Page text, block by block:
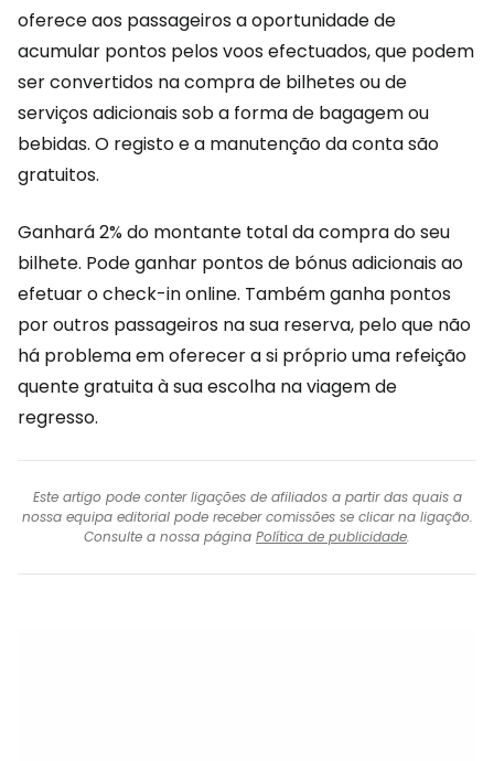
oferece aos passageiros a oportunidade de
acumular pontos pelos voos efectuados, que podem
ser convertidos na compra de bilhetes ou de
serviços adicionais sob a forma de bagagem ou
bebidas. O registo e a manutenção da conta são
gratuitos.
Ganhará 2% do montante total da compra do seu
bilhete. Pode ganhar pontos de bónus adicionais ao
efetuar o check-in online. Também ganha pontos
por outros passageiros na sua reserva, pelo que não
há problema em oferecer a si próprio uma refeição
quente gratuita à sua escolha na viagem de
regresso.
Este artigo pode conter ligações de afiliados a partir das quais a
nossa equipa editorial pode receber comissões se clicar na ligação.
Consulte a nossa página Política de publicidade.